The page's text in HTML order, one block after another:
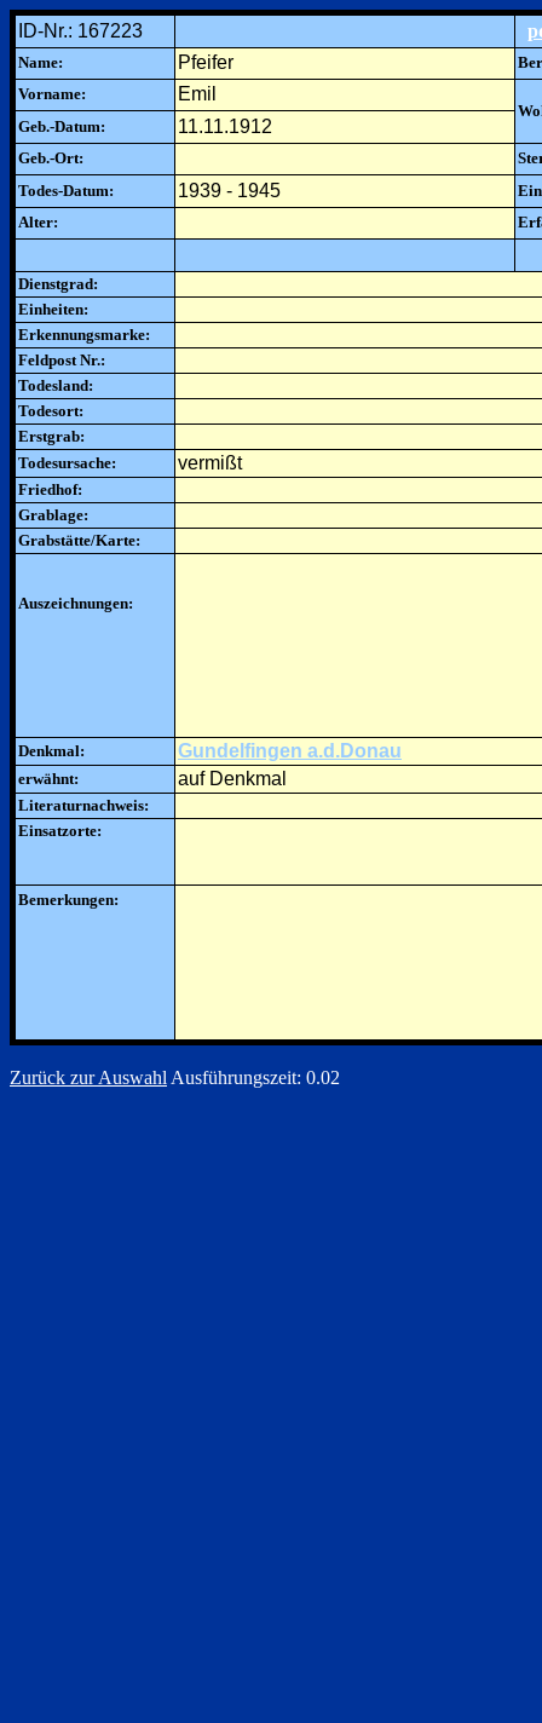
ID-Nr.: 167223
Name: Pfeifer
Vorname:
Emil
Geb.-Datum:
11.11.1912
Geb.-Ort:
Todes-Datum:
1939 - 1945
Alter:
Dienstgrad:
Einheiten:
Erkennungsmarke:
Feldpost Nr.:
Todesland:
Todesort:
Erstgrab:
Todesursache:
vermißt
Friedhof:
Grablage:
Grabstätte/Karte:
Auszeichnungen:
Denkmal: Gundelfingen a.d.Donau
erwähnt: auf Denkmal
Literaturnachweis:
Einsatzorte:
Bemerkungen:
Zurück zur Auswahl Ausführungszeit: 0.02